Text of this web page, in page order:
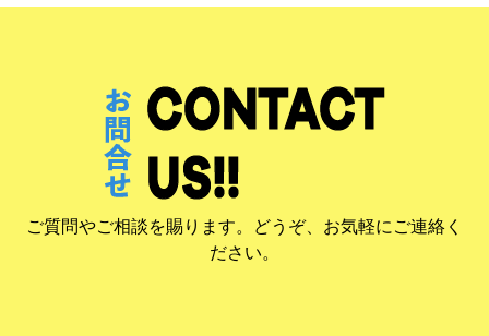
ご質問やご相談を賜ります。どうぞ、お気軽にご連絡く
ださい。